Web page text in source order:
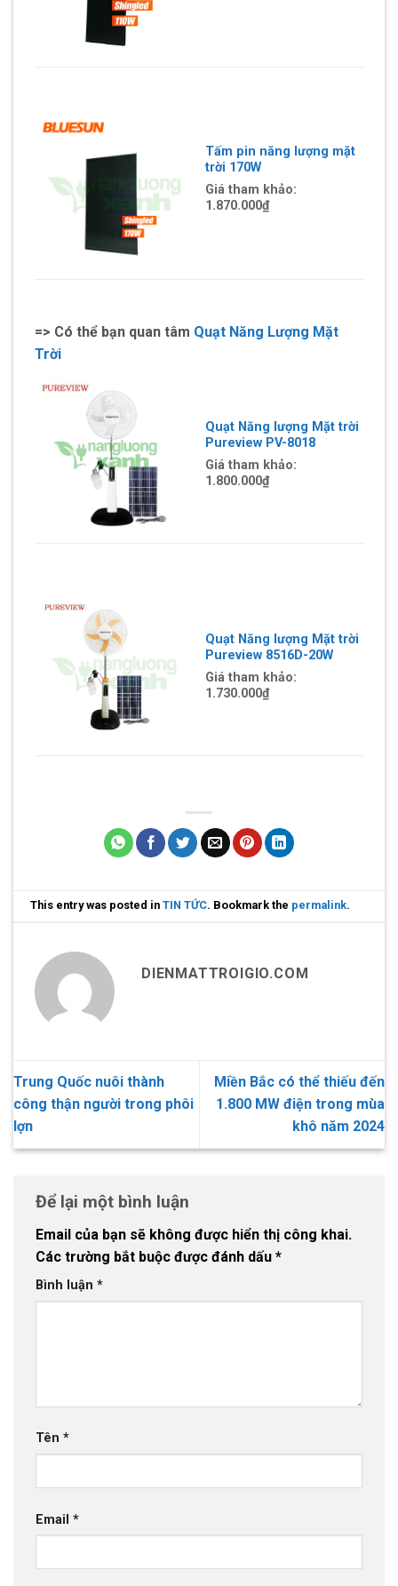
Tấm pin năng lượng mặt
trời 170W
Giá tham khảo:
1.870.000₫
=> Có thể bạn quan tâm Quạt Năng Lượng Mặt
Trời
Quạt Năng lượng Mặt trời
Pureview PV-8018
Giá tham khảo:
1.800.000₫
Quạt Năng lượng Mặt trời
Pureview 8516D-20W
Giá tham khảo:
1.730.000₫
This entry was posted inTIN TỨC. Bookmark the permalink.
DIENMATTROIGIO.COM
Trung Quốc nuôi thành
công thận người trong phôi
lợn
Miền Bắc có thể thiếu đến
1.800 MW điện trong mùa
khô năm 2024
Để lại một bình luận
Email của bạn sẽ không được hiển thị công khai.
Các trường bắt buộc được đánh dấu *
Bình luận *
Tên *
Email *